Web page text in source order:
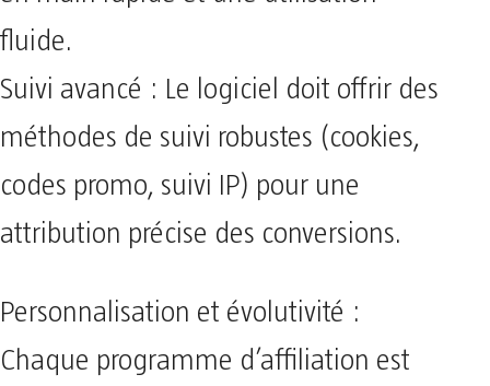
fluide.
Suivi avancé : Le logiciel doit offrir des
méthodes de suivi robustes (cookies,
codes promo, suivi IP) pour une
attribution précise des conversions.
Personnalisation et évolutivité :
Chaque programme d’affiliation est